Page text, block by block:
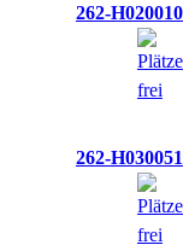
262-H020010
262-H030051